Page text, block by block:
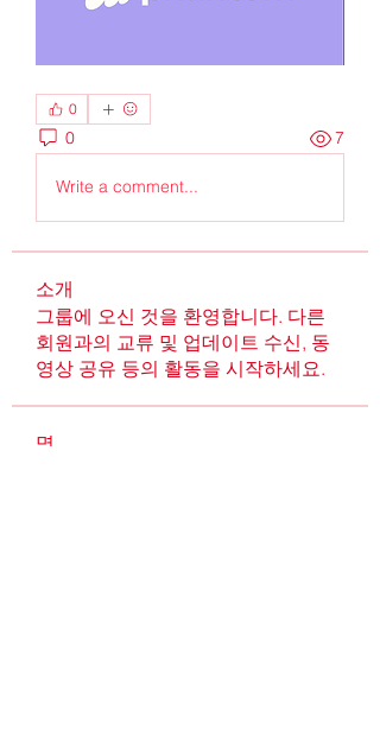
0
0 7
Write a comment...
소개
그룹에 오신 것을 환영합니다. 다른
회원과의 교류 및 업데이트 수신, 동
영상 공유 등의 활동을 시작하세요.
명